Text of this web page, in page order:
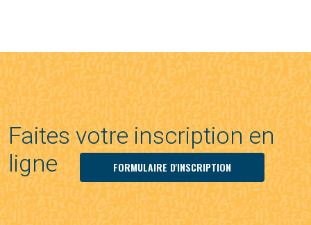
Faites votre inscription en
ligne
FORMULAIRE D'INSCRIPTION